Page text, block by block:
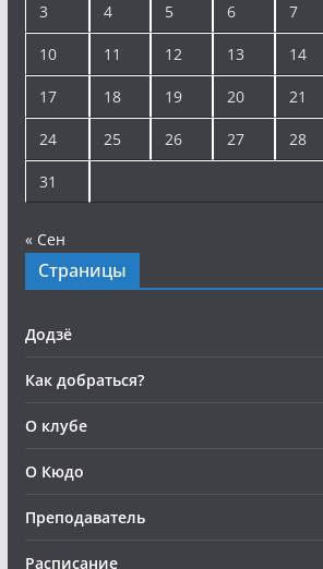
3 4 5 6 7
10 11 12 13 14
17 18 19 20 21
24 25 26 27 28
31
« Сен
Страницы
Додзё
Как добраться?
О клубе
О Кюдо
Преподаватель
Расписание